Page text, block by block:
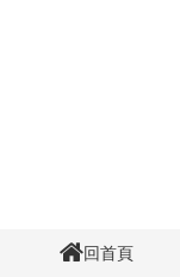
回首頁